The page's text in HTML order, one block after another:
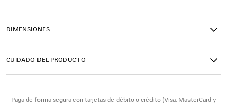
delantera
• Parte superior abierta
• 1 compartimento principal
• Fabricada en Madagascar
DIMENSIONES
CUIDADO DEL PRODUCTO
Paga de forma segura con tarjetas de débito o crédito (Visa, MasterCard y